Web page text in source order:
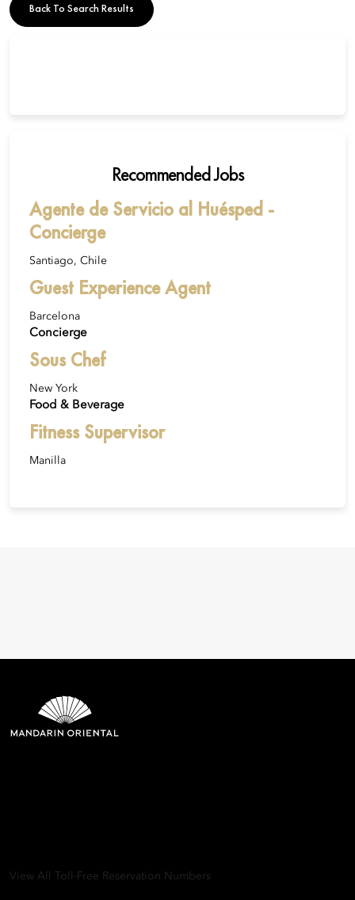
Back To Search Results
Recommended Jobs
Agente de Servicio al Huésped -
Concierge
Santiago, Chile
Guest Experience Agent
Barcelona
Concierge
Sous Chef
New York
Food & Beverage
Fitness Supervisor
Manilla
View All Toll-Free Reservation Numbers